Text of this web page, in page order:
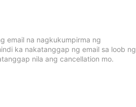
email na nagkukumpirma ng
ka nakatanggap ng email sa loob ng
nila ang cancellation mo.